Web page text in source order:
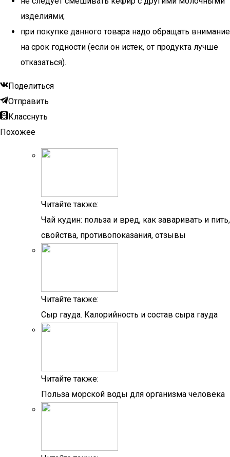
изделиями;
при покупке данного товара надо обращать внимание
на срок годности (если он истек, от продукта лучше
отказаться).
Поделиться
Отправить
Класснуть
Похожее
Читайте также:
Чай кудин: польза и вред, как заваривать и пить,
свойства, противопоказания, отзывы
Читайте также:
Сыр гауда. Калорийность и состав сыра гауда
Читайте также:
Польза морской воды для организма человека